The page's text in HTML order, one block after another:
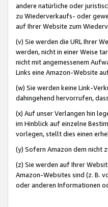
andere natürliche oder
zu Wiederverkaufs- oder
auf Ihrer Website zum
(v) Sie werden die URL Ihrer
werden, nicht in einer Weise
nicht mit angemessenem
Links eine Amazon-Website
(w) Sie werden keine Link-
dahingehend hervorrufen,
(x) Auf unser Verlangen hin
im Hinblick auf einzelne
vorlegen, stellt dies einen
(y) Sofern Amazon dem nicht
(z) Sie werden auf Ihrer
Amazon-Websites sind (z. B.
oder anderen Informationen